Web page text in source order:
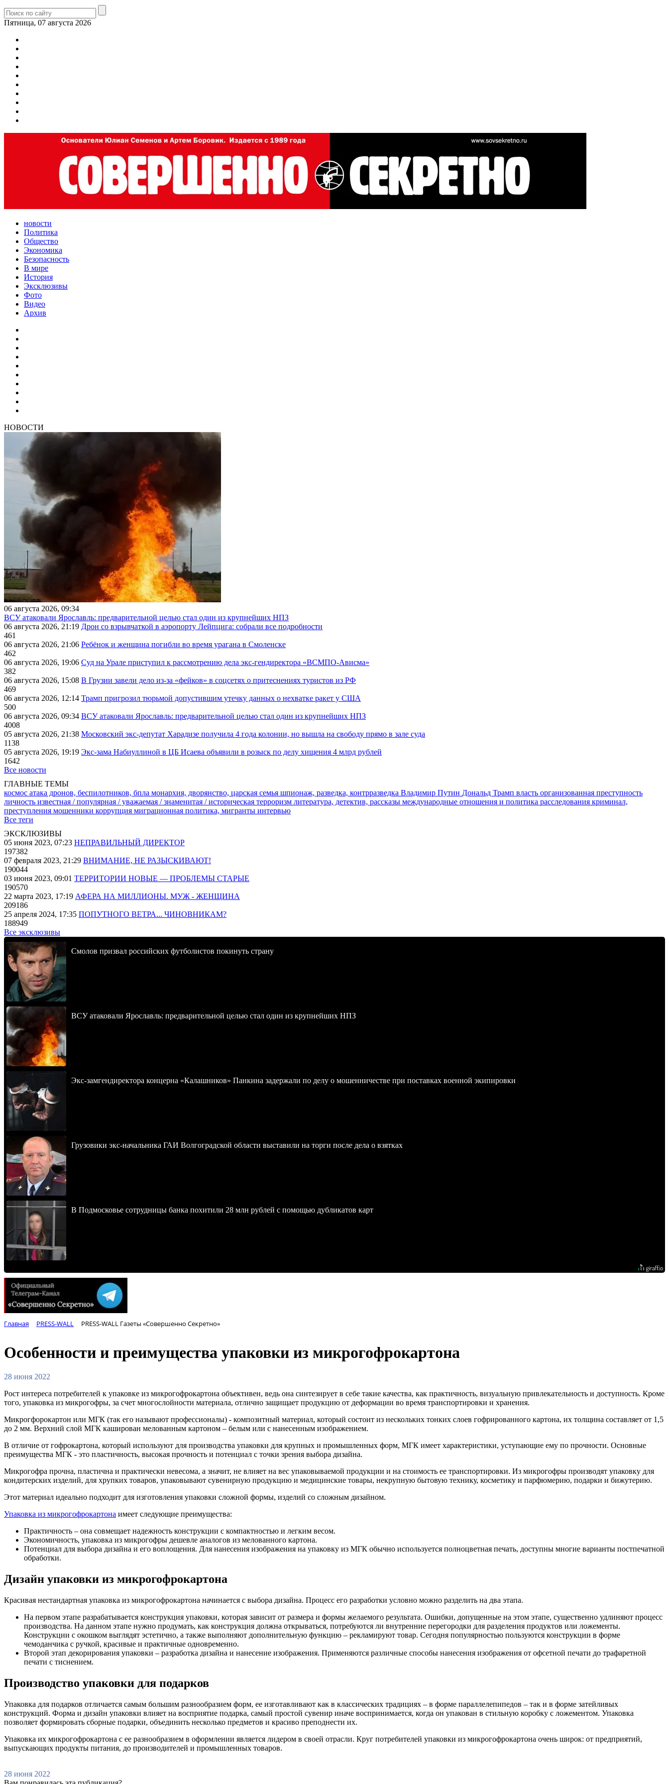
Пятница, 07 августа 2026
новости
Политика
Общество
Экономика
Безопасность
В мире
История
Эксклюзивы
Фото
Видео
Архив
НОВОСТИ
06 августа 2026, 09:34
ВСУ атаковали Ярославль: предварительной целью стал один из крупнейших НПЗ
06 августа 2026, 21:19 Дрон со взрывчаткой в аэропорту Лейпцига: собрали все подробности
461
06 августа 2026, 21:06 Ребёнок и женщина погибли во время урагана в Смоленске
462
06 августа 2026, 19:06 Суд на Урале приступил к рассмотрению дела экс-гендиректора «ВСМПО-Ависма»
382
06 августа 2026, 15:08 В Грузии завели дело из-за «фейков» в соцсетях о притеснениях туристов из РФ
469
06 августа 2026, 12:14 Трамп пригрозил тюрьмой допустившим утечку данных о нехватке ракет у США
500
06 августа 2026, 09:34 ВСУ атаковали Ярославль: предварительной целью стал один из крупнейших НПЗ
4008
05 августа 2026, 21:38 Московский экс-депутат Харадизе получила 4 года колонии, но вышла на свободу прямо в зале суда
1138
05 августа 2026, 19:19 Экс-зама Набиуллиной в ЦБ Исаева объявили в розыск по делу хищения 4 млрд рублей
1642
Все новости
ГЛАВНЫЕ ТЕМЫ
космос атака дронов, беспилотников, бпла монархия, дворянство, царская семья шпионаж, разведка, контрразведка Владимир Путин Дональд Трамп власть организованная преступность
личность известная / популярная / уважаемая / знаменитая / историческая терроризм литература, детектив, рассказы международные отношения и политика расследования криминал,
преступления мошенники коррупция миграционная политика, мигранты интервью
Все теги
ЭКСКЛЮЗИВЫ
05 июня 2023, 07:23 НЕПРАВИЛЬНЫЙ ДИРЕКТОР
197382
07 февраля 2023, 21:29 ВНИМАНИЕ, НЕ РАЗЫСКИВАЮТ!
190044
03 июня 2023, 09:01 ТЕРРИТОРИИ НОВЫЕ — ПРОБЛЕМЫ СТАРЫЕ
190570
22 марта 2023, 17:19 АФЕРА НА МИЛЛИОНЫ. МУЖ - ЖЕНЩИНА
209186
25 апреля 2024, 17:35 ПОПУТНОГО ВЕТРА... ЧИНОВНИКАМ?
188949
Все эксклюзивы
Смолов призвал российских футболистов покинуть страну
ВСУ атаковали Ярославль: предварительной целью стал один из крупнейших НПЗ
Экс-замгендиректора концерна «Калашников» Панкина задержали по делу о мошенничестве при поставках военной экипировки
Грузовики экс-начальника ГАИ Волгоградской области выставили на торги после дела о взятках
В Подмосковье сотрудницы банка похитили 28 млн рублей с помощью дубликатов карт
Главная PRESS-WALL PRESS-WALL Газеты «Совершенно Секретно»
Особенности и преимущества упаковки из микрогофрокартона
28 июня 2022
Рост интереса потребителей к упаковке из микрогофрокартона объективен, ведь она синтезирует в себе такие качества, как практичность, визуальную привлекательность и доступность. Кроме
того, упаковка из микрогофры, за счет многослойности материала, отлично защищает продукцию от деформации во время транспортировки и хранения.
Микрогфорокартон или МГК (так его называют профессионалы) - композитный материал, который состоит из нескольких тонких слоев гофрированного картона, их толщина составляет от 1,5
до 2 мм. Верхний слой МГК каширован мелованным картоном – белым или с нанесенным изображением.
В отличие от гофрокартона, который используют для производства упаковки для крупных и промышленных форм, МГК имеет характеристики, уступающие ему по прочности. Основные
преимущества МГК - это пластичность, высокая прочность и потенциал с точки зрения выбора дизайна.
Микрогофра прочна, пластична и практически невесома, а значит, не влияет на вес упаковываемой продукции и на стоимость ее транспортировки. Из микрогофры производят упаковку для
кондитерских изделий, для хрупких товаров, упаковывают сувенирную продукцию и медицинские товары, некрупную бытовую технику, косметику и парфюмерию, подарки и бижутерию.
Этот материал идеально подходит для изготовления упаковки сложной формы, изделий со сложным дизайном.
Упаковка из микрогофрокартона имеет следующие преимущества:
Практичность – она совмещает надежность конструкции с компактностью и легким весом.
Экономичность, упаковка из микрогофры дешевле аналогов из мелованного картона.
Потенциал для выбора дизайна и его воплощения. Для нанесения изображения на упаковку из МГК обычно используется полноцветная печать, доступны многие варианты постпечатной
обработки.
Дизайн упаковки из микрогофрокартона
Красивая нестандартная упаковка из микрогофрокартона начинается с выбора дизайна. Процесс его разработки условно можно разделить на два этапа.
На первом этапе разрабатывается конструкция упаковки, которая зависит от размера и формы желаемого результата. Ошибки, допущенные на этом этапе, существенно удлиняют процесс
производства. На данном этапе нужно продумать, как конструкция должна открываться, потребуются ли внутренние перегородки для разделения продуктов или ложементы.
Конструкции с окошком выглядят эстетично, а также выполняют дополнительную функцию – рекламируют товар. Сегодня популярностью пользуются конструкции в форме
чемоданчика с ручкой, красивые и практичные одновременно.
Второй этап декорирования упаковки – разработка дизайна и нанесение изображения. Применяются различные способы нанесения изображения от офсетной печати до трафаретной
печати с тиснением.
Производство упаковки для подарков
Упаковка для подарков отличается самым большим разнообразием форм, ее изготавливают как в классических традициях – в форме параллелепипедов – так и в форме затейливых
конструкций. Форма и дизайн упаковки влияет на восприятие подарка, самый простой сувенир иначе воспринимается, когда он упакован в стильную коробку с ложементом. Упаковка
позволяет формировать сборные подарки, объединить несколько предметов и красиво преподнести их.
Упаковка их микрогофрокартона с ее разнообразием в оформлении является лидером в своей отрасли. Круг потребителей упаковки из микрогофрокартона очень широк: от предприятий,
выпускающих продукты питания, до производителей и промышленных товаров.
28 июня 2022